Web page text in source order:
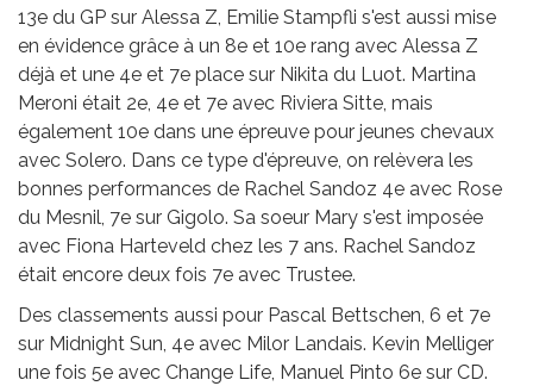
13e du GP sur Alessa Z, Emilie Stampfli s'est aussi mise
en évidence grâce à un 8e et 10e rang avec Alessa Z
déjà et une 4e et 7e place sur Nikita du Luot. Martina
Meroni était 2e, 4e et 7e avec Riviera Sitte, mais
également 10e dans une épreuve pour jeunes chevaux
avec Solero. Dans ce type d'épreuve, on relèvera les
bonnes performances de Rachel Sandoz 4e avec Rose
du Mesnil, 7e sur Gigolo. Sa soeur Mary s'est imposée
avec Fiona Harteveld chez les 7 ans. Rachel Sandoz
était encore deux fois 7e avec Trustee.
Des classements aussi pour Pascal Bettschen, 6 et 7e
sur Midnight Sun, 4e avec Milor Landais. Kevin Melliger
une fois 5e avec Change Life, Manuel Pinto 6e sur CD.